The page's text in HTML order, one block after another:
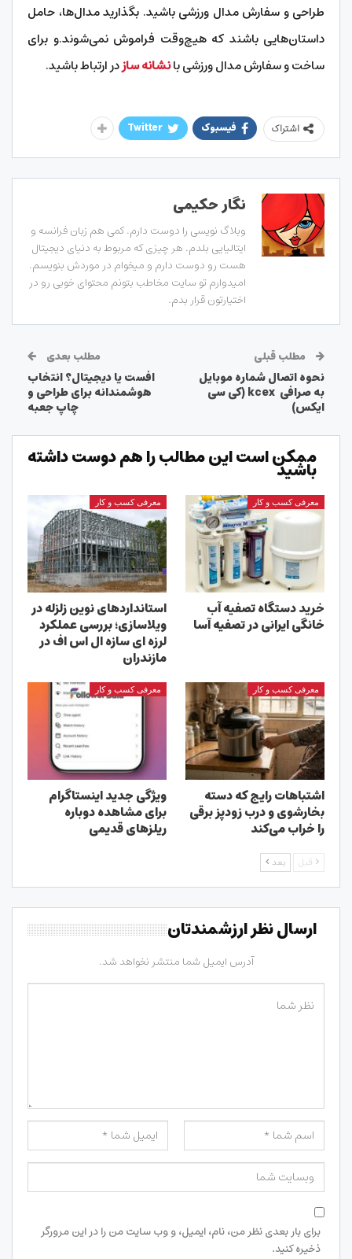
طراحی و سفارش مدال ورزشی باشید. بگذارید مدال‌ها، حامل
داستان‌هایی باشند که هیچ‌وقت فراموش نمی‌شوند.و برای
ساخت و سفارش مدال ورزشی بانشانه سازدر ارتباط باشید.
اشتراک فیسبوک Twitter
نگار حکیمی
وبلاگ نویسی را دوست دارم. کمی هم زبان فرانسه و
ایتالیایی بلدم. هر چیزی که مربوط به دنیای دیجیتال
هست رو دوست دارم و میخوام در موردش بنویسم.
امیدوارم تو سایت مخاطب بتونم محتوای خوبی رو در
اختیارتون قرار بدم.
مطلب قبلی
نحوه اتصال شماره موبایل
به صرافی kcex (کی سی
ایکس)
مطلب بعدی
افست یا دیجیتال؟ انتخاب
هوشمندانه برای طراحی و
چاپ جعبه
ممکن است این مطالب را هم دوست داشته
باشید
معرفی کسب و کار
خرید دستگاه تصفیه آب
خانگی ایرانی در تصفیه آسا
معرفی کسب و کار
استانداردهای نوین زلزله در
ویلاسازی؛ بررسی عملکرد
لرزه ای سازه ال اس اف در
مازندران
معرفی کسب و کار
اشتباهات رایج که دسته
بخارشوی و درب زودپز برقی
را خراب می‌کند
معرفی کسب و کار
ویژگی جدید اینستاگرام
برای مشاهده دوباره
ریلزهای قدیمی
قبل بعد
ارسال نظر ارزشمندتان
آدرس ایمیل شما منتشر نخواهد شد.
برای بار بعدی نظر من، نام، ایمیل، و وب سایت من را در این مرورگر
ذخیره کنید.